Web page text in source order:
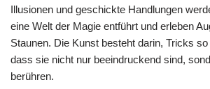
Illusionen und geschickte Handlungen
eine Welt der Magie entführt und erleben
Staunen. Die Kunst besteht darin, Tricks
dass sie nicht nur beeindruckend sind,
berühren.